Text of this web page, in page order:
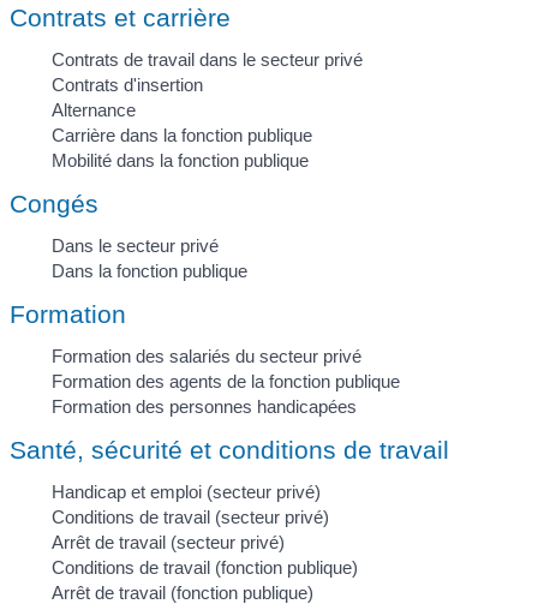
Contrats et carrière
Contrats de travail dans le secteur privé
Contrats d'insertion
Alternance
Carrière dans la fonction publique
Mobilité dans la fonction publique
Congés
Dans le secteur privé
Dans la fonction publique
Formation
Formation des salariés du secteur privé
Formation des agents de la fonction publique
Formation des personnes handicapées
Santé, sécurité et conditions de travail
Handicap et emploi (secteur privé)
Conditions de travail (secteur privé)
Arrêt de travail (secteur privé)
Conditions de travail (fonction publique)
Arrêt de travail (fonction publique)